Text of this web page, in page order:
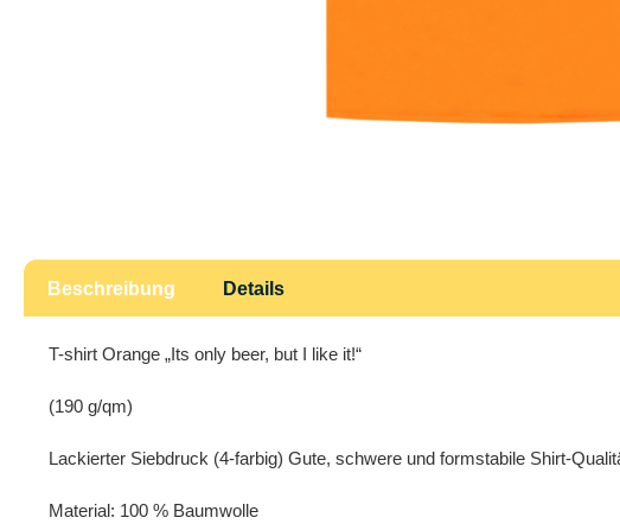
Beschreibung Details
T-shirt Orange „Its only beer, but I like it!“
(190 g/qm)
Lackierter Siebdruck (4-farbig) Gute, schwere und formstabile Shirt-
Material: 100 % Baumwolle